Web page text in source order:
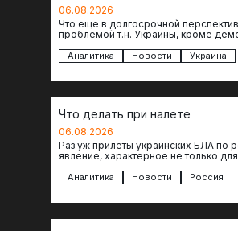
06.08.2026
Что еще в долгосрочной
проблемой т.н. Украины, кроме
Аналитика Новости Украина
Что делать при налете
06.08.2026
Раз уж прилеты украинских БЛА по
явление, характерное не только
Аналитика Новости Россия